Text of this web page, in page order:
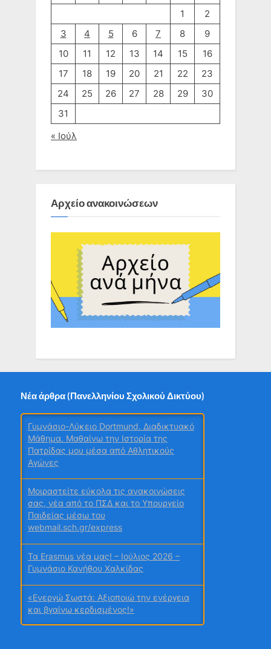
1
2
3
4 5 6 7 8
9
10
11 12 13 14 15
16
17
18 19 20 21 22
23
24
25 26 27 28 29
30
31
« Ιούλ
Αρχείο ανακοινώσεων
Νέα άρθρα (Πανελληνίου Σχολικού Δικτύου)
Γυμνάσιο-Λύκειο Dortmund. Διαδικτυακό
Μάθημα. Μαθαίνω την Ιστορία της
Πατρίδας μου μέσα από Αθλητικούς
Αγώνες
Μοιραστείτε εύκολα τις ανακοινώσεις
σας, νέα από το ΠΣΔ και το Υπουργείο
Παιδείας μέσω του
webmail.sch.gr/express
Τα Erasmus νέα μας! – Ιούλιος 2026 –
Γυμνάσιο Κανήθου Χαλκίδας
«Ενεργώ Σωστά: Αξιοποιώ την ενέργεια
και βγαίνω κερδισμένος!»